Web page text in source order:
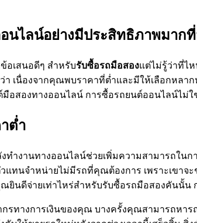
นไลน์อย่างมีประสิทธิภาพมาก
เสนอดีๆ สำหรับรับซื้อรถมือสองแต่ไม่รู้ว่าที่ไ
เนื่องจากคุณพบราคาที่ต่ำและมีให้เลือกหล
อสองทางออนไลน์ การซื้อรถยนต์ออนไลน์ไม่
ต่ำ
งทำงานทางออนไลน์ช่วยเพิ่มความสามารถ
แทนจำหน่ายไม่มีรถที่คุณต้องการ เพราะเข
ยินดีจ่ายเท่าไหร่สำหรับรับซื้อรถมือสองคันนั้
รทางการเงินของคุณ บางครั้งคุณสามารถหา